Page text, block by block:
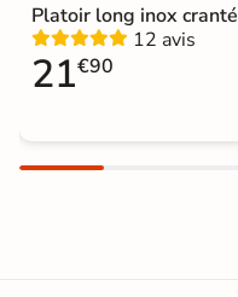
Platoir long inox cranté
12 avis
21€90